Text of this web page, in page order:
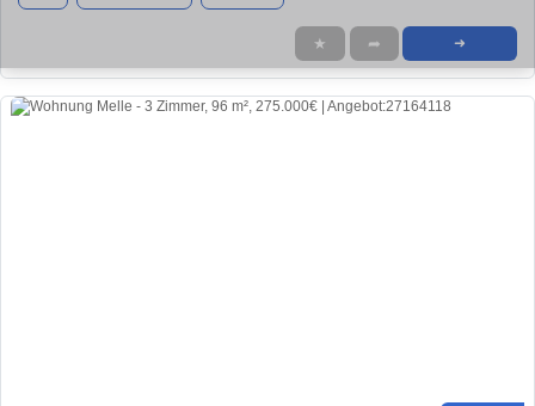
★ ➦ ➜